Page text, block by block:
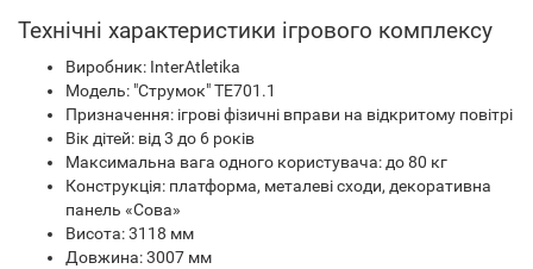
Технічні характеристики ігрового комплексу
Виробник: InterAtletika
Модель: "Струмок" TЕ701.1
Призначення: ігрові фізичні вправи на відкритому повітрі
Вік дітей: від 3 до 6 років
Максимальна вага одного користувача: до 80 кг
Конструкція: платформа, металеві сходи, декоративна
панель «Сова»
Висота: 3118 мм
Довжина: 3007 мм